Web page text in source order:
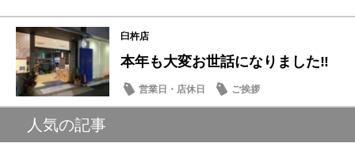
臼杵店
本年も大変お世話になりました‼︎
営業日・店休日 ご挨拶
人気の記事